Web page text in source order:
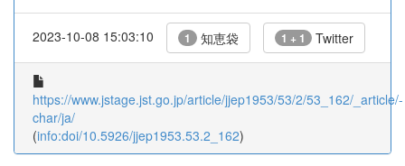
2023-10-08 15:03:10 1 知恵袋 1 + 1 Twitter
https://www.jstage.jst.go.jp/article/jjep1953/53/2/53_162/_article/-
char/ja/
(info:doi/10.5926/jjep1953.53.2_162)